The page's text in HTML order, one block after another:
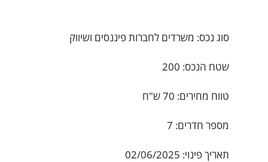
סוג נכס: משרדים לחברות פיננסים ושיווק
שטח הנכס: 200
טווח מחירים: 70 ש"ח
מספר חדרים: 7
תאריך פינוי: 02/06/2025